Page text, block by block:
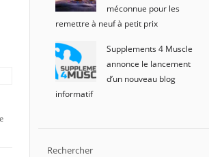
méconnue pour les
remettre à neuf à petit prix
Supplements 4 Muscle
annonce le lancement
d’un nouveau blog
informatif
Rechercher